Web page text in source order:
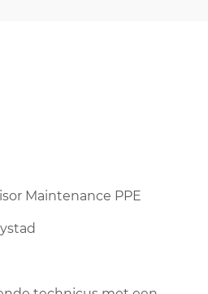
Maintenance PPE